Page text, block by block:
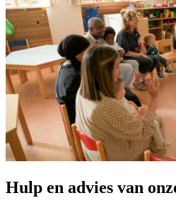
Hulp en advies van